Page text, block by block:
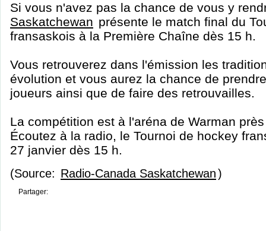
Si vous n'avez pas la chance de vous y
Saskatchewan présente le match final du
fransaskois à la Première Chaîne dès 15 h.
Vous retrouverez dans l'émission les
évolution et vous aurez la chance de
joueurs ainsi que de faire des retrouvailles.
La compétition est à l'aréna de Warman
Écoutez à la radio, le Tournoi de hockey
27 janvier dès 15 h.
(Source: Radio-Canada Saskatchewan)
Partager: